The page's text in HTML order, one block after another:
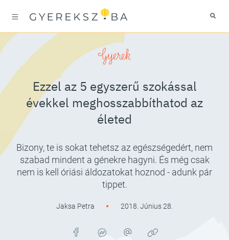
Gyerek
Ezzel az 5 egyszerű szokással
évekkel meghosszabbíthatod az
életed
Bizony, te is sokat tehetsz az egészségedért, nem
szabad mindent a génekre hagyni. És még csak
nem is kell óriási áldozatokat hoznod - adunk pár
tippet.
Jaksa Petra 2018. Június 28.